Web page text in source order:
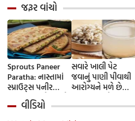
જરૂર વાંચો
Sprouts Paneer
Paratha: નાસ્તામાં
સ્પ્રાઉટ્સ પનીર
પરાઠા બનાવો, તમને
પ્રોટીનનો ડબલ ડોઝ
મળશે
સવારે ખાલી પેટ
જવાનું પાણી પીવાથી
આરોગ્યને મળે છે
જાણીએ તેના ફાયદા
અને ઉપયોગ કરવાની
વીડિયો